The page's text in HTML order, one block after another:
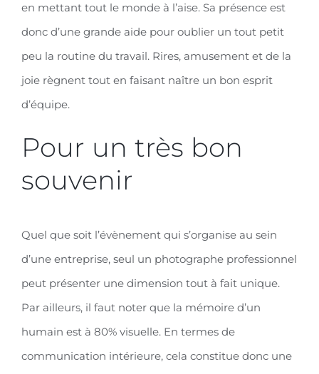
en mettant tout le monde à l’aise. Sa présence est
donc d’une grande aide pour oublier un tout petit
peu la routine du travail. Rires, amusement et de la
joie règnent tout en faisant naître un bon esprit
d’équipe.
Pour un très bon
souvenir
Quel que soit l’évènement qui s’organise au sein
d’une entreprise, seul un photographe professionnel
peut présenter une dimension tout à fait unique.
Par ailleurs, il faut noter que la mémoire d’un
humain est à 80% visuelle. En termes de
communication intérieure, cela constitue donc une